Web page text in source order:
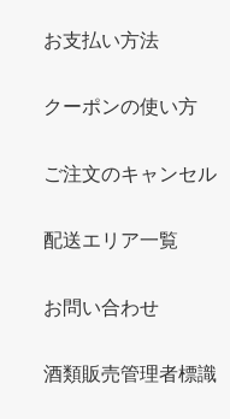
お支払い方法
クーポンの使い方
ご注文のキャンセル
配送エリア一覧
お問い合わせ
酒類販売管理者標識